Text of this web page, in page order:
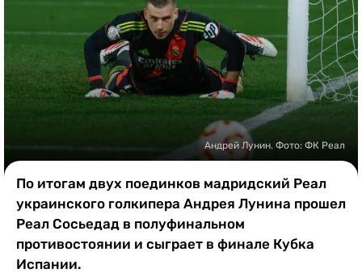
ЧЕ-2028
Букмекеры
Казино
Андрей Лунин. Фото: ФК Реал
По итогам двух поединков мадридский Реал
украинского голкипера Андрея Лунина прошел
Реал Сосьедад в полуфинальном
противостоянии и сыграет в финале Кубка
Испании.